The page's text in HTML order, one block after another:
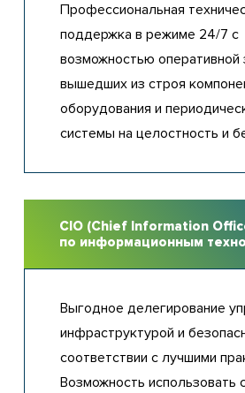
Профессиональная
поддержка в режиме 24/7 с
возможностью оперативной
вышедших из строя
оборудования и
системы на целостность и
CIO (Chief Information
по информационным
Выгодное делегирование
инфраструктурой и
соответствии с лучшими
Возможность использовать